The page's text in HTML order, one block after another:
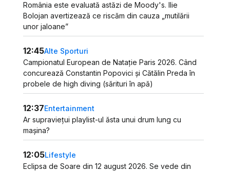
România este evaluată astăzi de Moody's. Ilie
Bolojan avertizează ce riscăm din cauza „mutilării
unor jaloane”
12:45Alte Sporturi
Campionatul European de Natație Paris 2026. Când
concurează Constantin Popovici și Cătălin Preda în
probele de high diving (sărituri în apă)
12:37Entertainment
Ar supraviețui playlist-ul ăsta unui drum lung cu
mașina?
12:05Lifestyle
Eclipsa de Soare din 12 august 2026. Se vede din